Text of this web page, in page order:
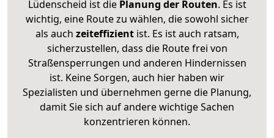
Lüdenscheid ist diePlanung der Routen. Es ist
wichtig, eine Route zu wählen, die sowohl sicher
als auch zeiteffizientist. Es ist auch ratsam,
sicherzustellen, dass die Route frei von
Straßensperrungen und anderen Hindernissen
ist. Keine Sorgen, auch hier haben wir
Spezialisten und übernehmen gerne die Planung,
damit Sie sich auf andere wichtige Sachen
konzentrieren können.